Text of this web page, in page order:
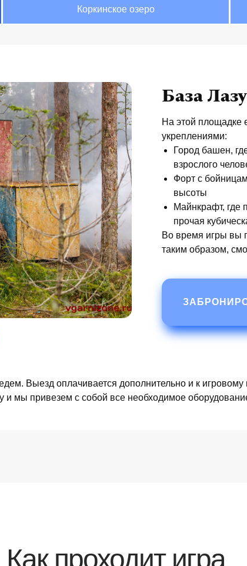
Коркинское озеро
База
На этой площадке
укреплениями:
Город башен,
взрослого
Форт с
высоты
Майнкрафт, где
прочая
Во время игры вы
таким образом,
Выезд оплачивается дополнительно и к
и мы привезем с собой все необходимое
Южный
Как проходит игра